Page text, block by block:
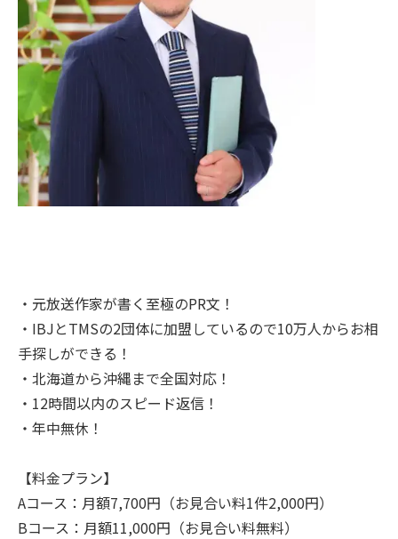
・元放送作家が書く至極のPR文！
・IBJとTMSの2団体に加盟しているので10万人からお相
手探しができる！
・北海道から沖縄まで全国対応！
・12時間以内のスピード返信！
・年中無休！
【料金プラン】
Aコース：月額7,700円（お見合い料1件2,000円）
Bコース：月額11,000円（お見合い料無料）